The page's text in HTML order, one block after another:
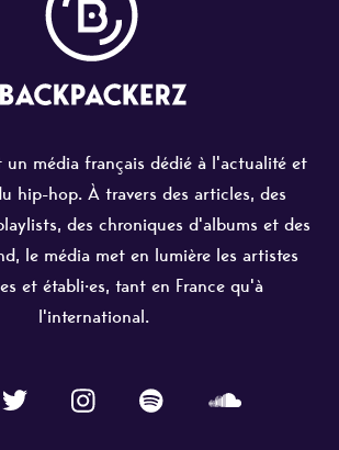
un média français dédié à l'actualité et
hip-hop. À travers des articles, des
des chroniques d'albums et des
le média met en lumière les artistes
et établi·es, tant en France qu'à
l'international.